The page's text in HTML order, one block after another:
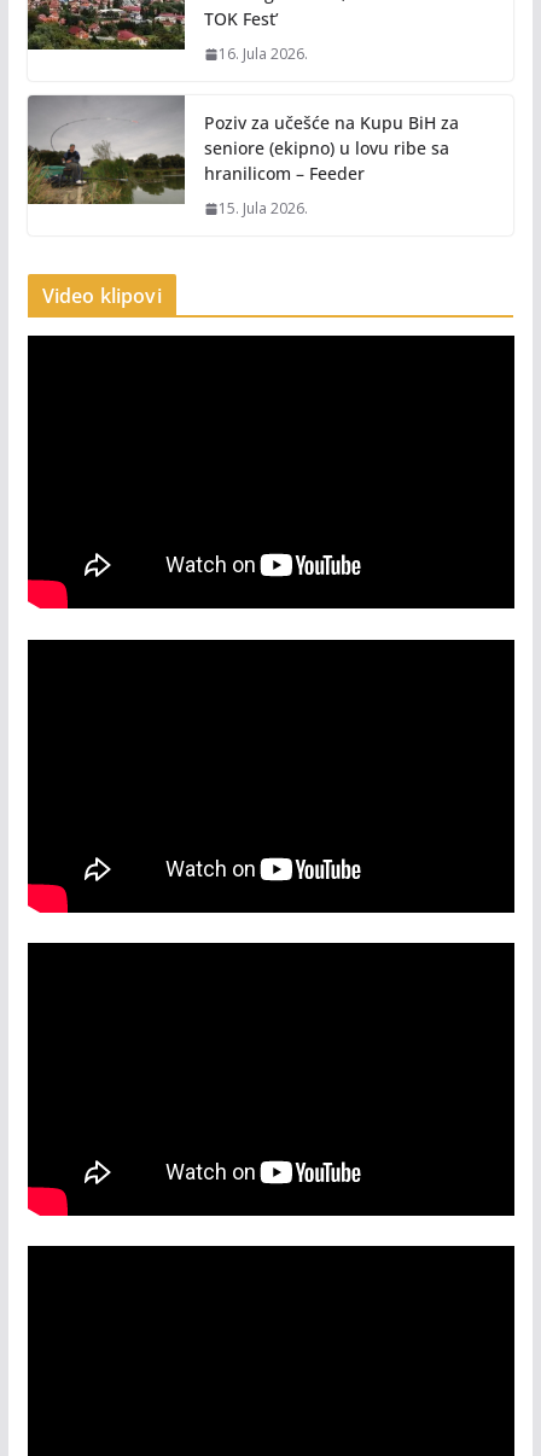
TOK Fest’
16. Jula 2026.
Poziv za učešće na Kupu BiH za
seniore (ekipno) u lovu ribe sa
hranilicom – Feeder
15. Jula 2026.
Video klipovi